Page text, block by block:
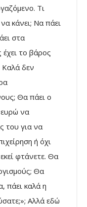
Τι
κάνει; Να πάει
στα
έχει το βάρος
Καλά δεν
Θα πάει ο
ευρώ να
του για να
ή όχι
εκεί φτάνετε. Θα
Θα
πάει καλά η
Αλλά εδώ